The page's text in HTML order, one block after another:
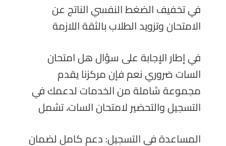
في تخفيف الضغط النفسي الناتج عن
الامتحان وتزويد الطلاب بالثقة اللازمة
في إطار الإجابة على سؤال هل امتحان
السات ضروري نعم فإن مركزنا يقدم
مجموعة شاملة من الخدمات لدعمك في
التسجيل والتحضير لامتحان السات، تشمل
المساعدة في التسجيل: دعم كامل لضمان